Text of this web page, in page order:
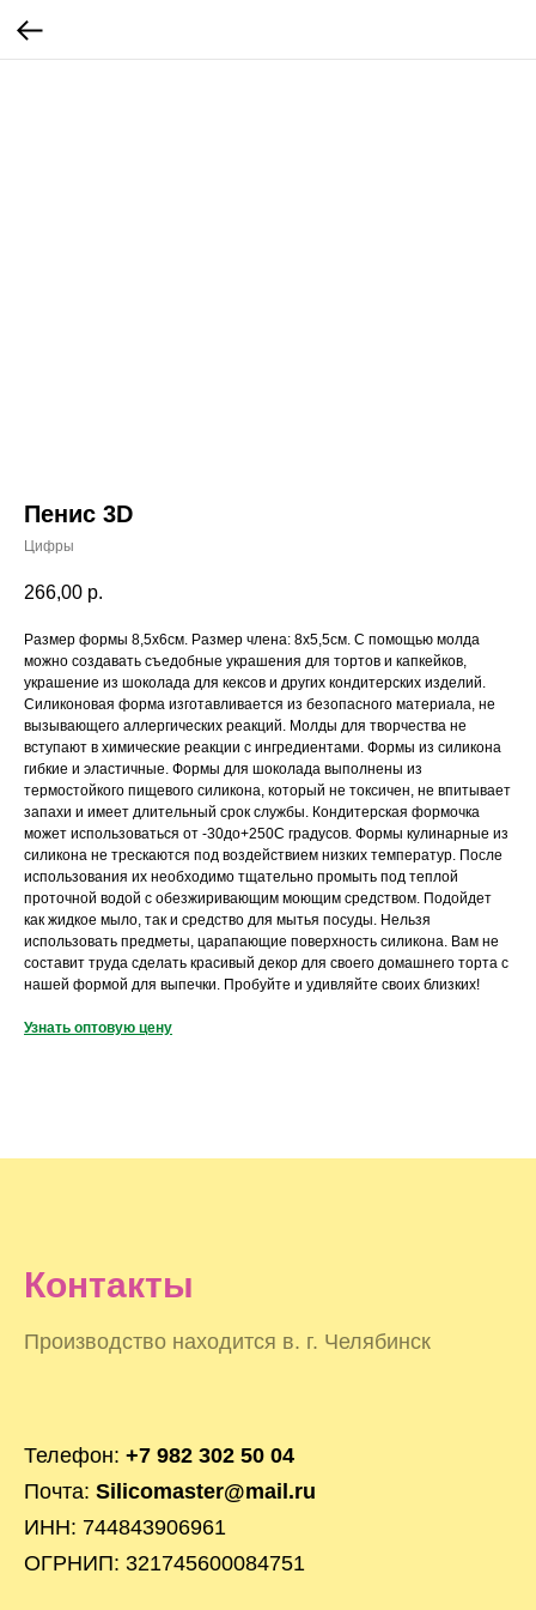
Пенис 3D
Цифры
266,00 р.
Размер формы 8,5х6cм. Размер члена: 8х5,5см. С помощью молда
можно создавать съедобные украшения для тортов и капкейков,
украшение из шоколада для кексов и других кондитерских изделий.
Силиконовая форма изготавливается из безопасного материала, не
вызывающего аллергических реакций. Молды для творчества не
вступают в химические реакции с ингредиентами. Формы из силикона
гибкие и эластичные. Формы для шоколада выполнены из
термостойкого пищевого силикона, который не токсичен, не впитывает
запахи и имеет длительный срок службы. Кондитерская формочка
может использоваться от -30до+250С градусов. Формы кулинарные из
силикона не трескаются под воздействием низких температур. После
использования их необходимо тщательно промыть под теплой
проточной водой с обезжиривающим моющим средством. Подойдет
как жидкое мыло, так и средство для мытья посуды. Нельзя
использовать предметы, царапающие поверхность силикона. Вам не
составит труда сделать красивый декор для своего домашнего торта с
нашей формой для выпечки. Пробуйте и удивляйте своих близких!
Узнать оптовую цену
Контакты
Производство находится в. г. Челябинск
Телефон: +7 982 302 50 04
Почта: Silicomaster@mail.ru
ИНН: 744843906961
ОГРНИП: 321745600084751